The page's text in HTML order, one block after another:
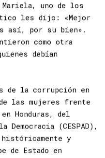
por el avance
uno de los
les dijo: «Mejor
así, por su bien».
como otra
debían
de la corrupción en
las mujeres frente
Honduras, del
Democracia ( CESPAD
y